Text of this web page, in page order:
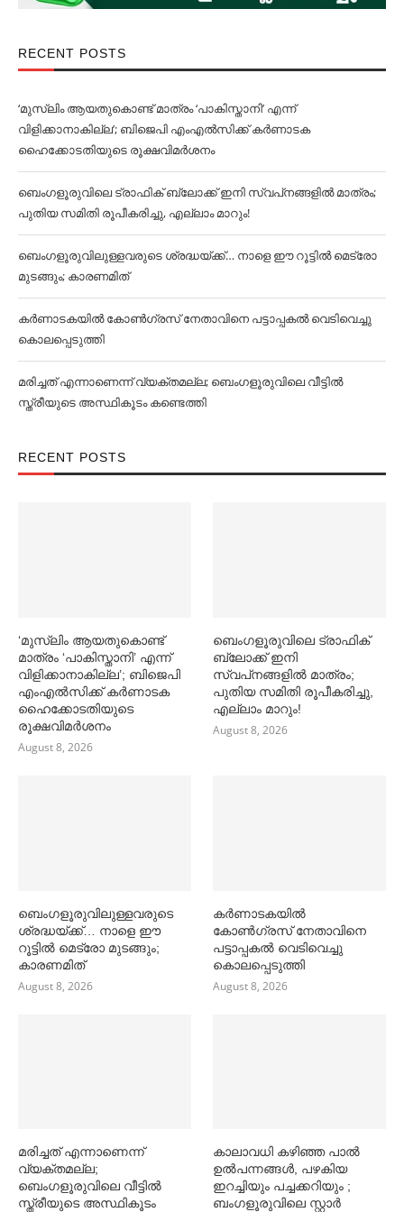
RECENT POSTS
‘മുസ്‌ലിം ആയതുകൊണ്ട് മാത്രം ‘പാകിസ്താനി’ എന്ന്
വിളിക്കാനാകില്ല’; ബിജെപി എംഎല്‍സിക്ക് കര്‍ണാടക
ഹൈക്കോടതിയുടെ രൂക്ഷവിമര്‍ശനം
ബെംഗളൂരുവിലെ ട്രാഫിക് ബ്ലോക്ക് ഇനി സ്വപ്‌നങ്ങളില്‍ മാത്രം;
പുതിയ സമിതി രൂപീകരിച്ചു, എല്ലാം മാറും!
ബെംഗളൂരുവിലുള്ളവരുടെ ശ്രദ്ധയ്ക്ക്… നാളെ ഈ റൂട്ടില്‍ മെട്രോ
മുടങ്ങും; കാരണമിത്
കര്‍ണാടകയില്‍ കോണ്‍ഗ്രസ് നേതാവിനെ പട്ടാപ്പകല്‍ വെടിവെച്ചു
കൊലപ്പെടുത്തി
മരിച്ചത് എന്നാണെന്ന് വ്യക്തമല്ല; ബെംഗളൂരുവിലെ വീട്ടില്‍
സ്ത്രീയുടെ അസ്ഥികൂടം കണ്ടെത്തി
RECENT POSTS
‘മുസ്‌ലിം ആയതുകൊണ്ട്
മാത്രം ‘പാകിസ്താനി’ എന്ന്
വിളിക്കാനാകില്ല’; ബിജെപി
എംഎല്‍സിക്ക് കര്‍ണാടക
ഹൈക്കോടതിയുടെ
രൂക്ഷവിമര്‍ശനം
August 8, 2026
ബെംഗളൂരുവിലെ ട്രാഫിക്
ബ്ലോക്ക് ഇനി
സ്വപ്‌നങ്ങളില്‍ മാത്രം;
പുതിയ സമിതി രൂപീകരിച്ചു,
എല്ലാം മാറും!
August 8, 2026
ബെംഗളൂരുവിലുള്ളവരുടെ
ശ്രദ്ധയ്ക്ക്… നാളെ ഈ
റൂട്ടില്‍ മെട്രോ മുടങ്ങും;
കാരണമിത്
August 8, 2026
കര്‍ണാടകയില്‍
കോണ്‍ഗ്രസ് നേതാവിനെ
പട്ടാപ്പകല്‍ വെടിവെച്ചു
കൊലപ്പെടുത്തി
August 8, 2026
മരിച്ചത് എന്നാണെന്ന്
വ്യക്തമല്ല;
ബെംഗളൂരുവിലെ വീട്ടില്‍
സ്ത്രീയുടെ അസ്ഥികൂടം
കാലാവധി കഴിഞ്ഞ പാല്‍
ഉല്‍പന്നങ്ങള്‍, പഴകിയ
ഇറച്ചിയും പച്ചക്കറിയും ;
ബംഗളൂരുവിലെ സ്റ്റാര്‍